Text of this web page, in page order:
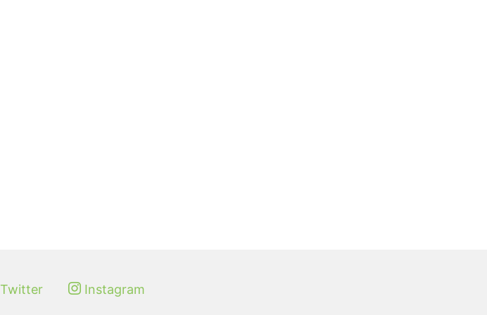
Twitter Instagram